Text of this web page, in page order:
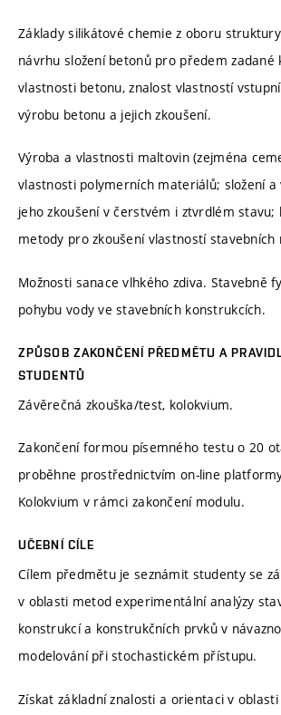
Základy silikátové chemie z oboru
návrhu složení betonů pro předem zadané
vlastnosti betonu, znalost vlastností
výrobu betonu a jejich zkoušení.
Výroba a vlastnosti maltovin (zejména
vlastnosti polymerních materiálů; složení a
jeho zkoušení v čerstvém i ztvrdlém
metody pro zkoušení vlastností stavebních
Možnosti sanace vlhkého zdiva. Stavebně
pohybu vody ve stavebních konstrukcích.
ZPŮSOB ZAKONČENÍ PŘEDMĚTU A
STUDENTŮ
Závěrečná zkouška/test, kolokvium.
Zakončení formou písemného testu o 20
proběhne prostřednictvím on-line
Kolokvium v rámci zakončení modulu.
UČEBNÍ CÍLE
Cílem předmětu je seznámit studenty se
v oblasti metod experimentální analýzy
konstrukcí a konstrukčních prvků v
modelování při stochastickém přístupu.
Získat základní znalosti a orientaci v oblasti